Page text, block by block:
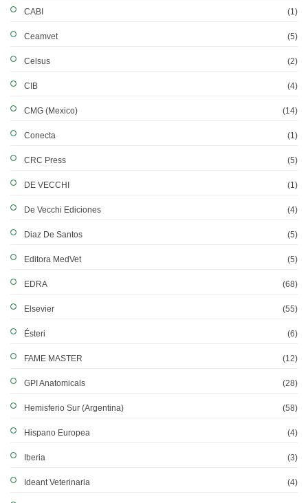
CABI (1)
Ceamvet (5)
Celsus (2)
CIB (4)
CMG (Mexico) (14)
Conecta (1)
CRC Press (5)
DE VECCHI (1)
De Vecchi Ediciones (4)
Diaz De Santos (5)
Editora MedVet (5)
EDRA (68)
Elsevier (55)
Ésteri (6)
FAME MASTER (12)
GPI Anatomicals (28)
Hemisferio Sur (Argentina) (58)
Hispano Europea (4)
Iberia (3)
Ideant Veterinaria (4)